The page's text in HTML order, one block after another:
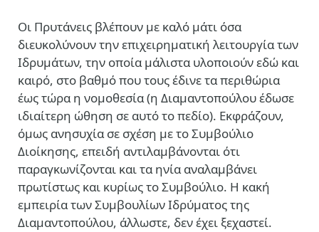
Οι Πρυτάνεις βλέπουν με καλό μάτι όσα
διευκολύνουν την επιχειρηματική λειτουργία των
Ιδρυμάτων, την οποία μάλιστα υλοποιούν εδώ και
καιρό, στο βαθμό που τους έδινε τα περιθώρια
έως τώρα η νομοθεσία (η Διαμαντοπούλου έδωσε
ιδιαίτερη ώθηση σε αυτό το πεδίο). Εκφράζουν,
όμως ανησυχία σε σχέση με το Συμβούλιο
Διοίκησης, επειδή αντιλαμβάνονται ότι
παραγκωνίζονται και τα ηνία αναλαμβάνει
πρωτίστως και κυρίως το Συμβούλιο. Η κακή
εμπειρία των Συμβουλίων Ιδρύματος της
Διαμαντοπούλου, άλλωστε, δεν έχει ξεχαστεί.